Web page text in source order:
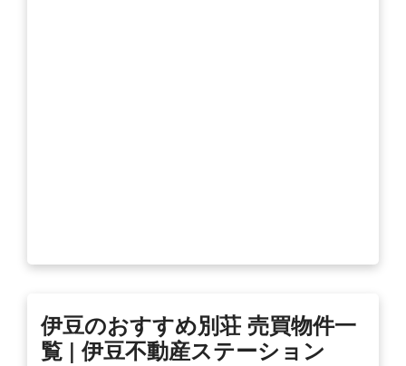
伊豆のおすすめ別荘 売買物件一
覧 | 伊豆不動産ステーション